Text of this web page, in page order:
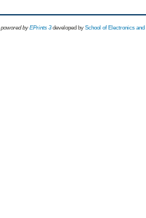
powored byEPrints 3 developed by School of Electronics